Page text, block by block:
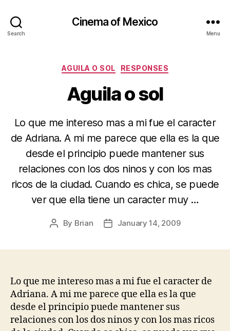
Search
Cinema of Mexico
Menu
Categories
AGUILA O SOL RESPONSES
Aguila o sol
Lo que me intereso mas a mi fue el caracter
de Adriana. A mi me parece que ella es la que
desde el principio puede mantener sus
relaciones con los dos ninos y con los mas
ricos de la ciudad. Cuando es chica, se puede
ver que ella tiene un caracter muy …
Post
By Brian
PostJanuary 14, 2009
Lo que me intereso mas a mi fue el caracter de
Adriana. A mi me parece que ella es la que
desde el principio puede mantener sus
relaciones con los dos ninos y con los mas ricos